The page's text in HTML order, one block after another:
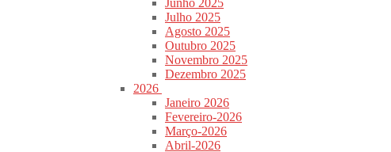
Junho 2025
Julho 2025
Agosto 2025
Outubro 2025
Novembro 2025
Dezembro 2025
2026
Janeiro 2026
Fevereiro-2026
Março-2026
Abril-2026